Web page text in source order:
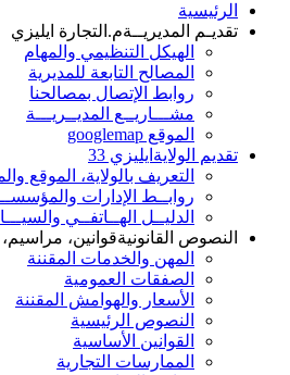
الرئيسية
تقديـم المديريــةم.التجارة ايليزي
الهيكل التنظيمي والمهام
المصالح التابعة للمديرية
روابط الإتصال بمصالحنا
مشـــاريــع المديــريـــة
الموقع googlemap
تقديم الولاية ايليزي 33
التعريف بالولاية، الموقع
روابــط الإدارات
الدليــل الهــاتفــي
النصوص القانونيةقوانين،
المهن والخدمات المقننة
الصفقات العمومية
الأسعار والهوامش المقننة
النصوص الرئيسية
القوانين الأساسية
الممارسات التجارية